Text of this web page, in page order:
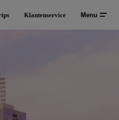
Klantenservice Menu